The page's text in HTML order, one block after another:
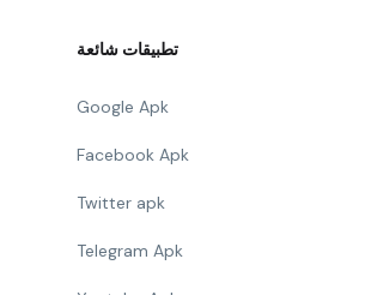
تطبيقات شائعة
Google Apk
Facebook Apk
Twitter apk
Telegram Apk